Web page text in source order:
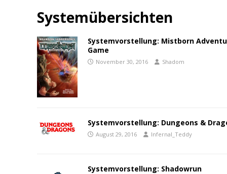
Systemübersichten
Systemvorstellung: Mistborn
Game
November 30, 2016 Shadom
Systemvorstellung: Dungeons &
August 29, 2016 Infernal_Teddy
Systemvorstellung: Shadowrun